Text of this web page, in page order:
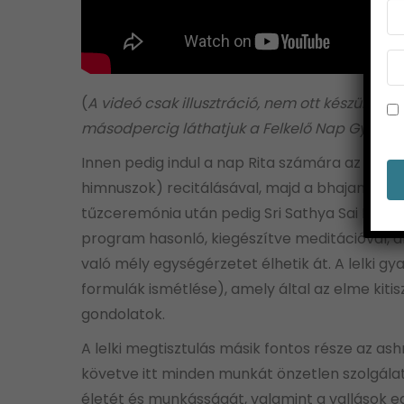
(A videó csak illusztráció, nem ott készült. A
másodpercig láthatjuk a Felkelő Nap
Innen pedig indul a nap Rita számára az
himnuszok) recitálásával, majd a bhajanok
tűzceremónia után pedig Sri Sathya Sai
program hasonló, kiegészítve meditációval,
való mély egységérzetet élhetik át. A lelki
formulák ismétlése), amely által az elme
gondolatok.
A lelki megtisztulás másik fontos része az
követve itt minden munkát önzetlen
életét és munkásságát, valamint a vallások